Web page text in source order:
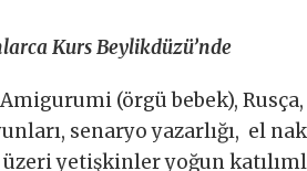
Kurs Beylikdüzü’nde
(örgü bebek),
senaryo yazarlığı, el
yetişkinler yoğun